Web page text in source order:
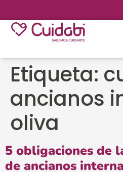
Etiqueta:
ancianos
oliva
5 obligaciones de
de ancianos